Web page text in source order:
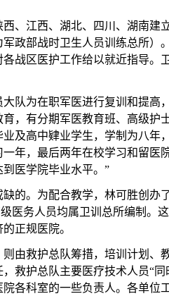
西、江西、湖北、四川、湖南建
政部战时卫生人员训练总所）
战区医护工作给以就近指导。
队为在职军医进行复训和提高
，有分期军医教育班、高级护
及高中肄业学生，学制为八年
年，最后两年在校学习和留医
医学院毕业水平。”
的。为配合教学，林可胜创办
医务人员均属卫训总所编制。
正规医院。
由救护总队筹措，培训计划、
救护总队主要医疗技术人员“同
各科室的一些负责人。各单位